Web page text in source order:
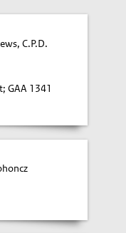
C.P.D.
GAA 1341